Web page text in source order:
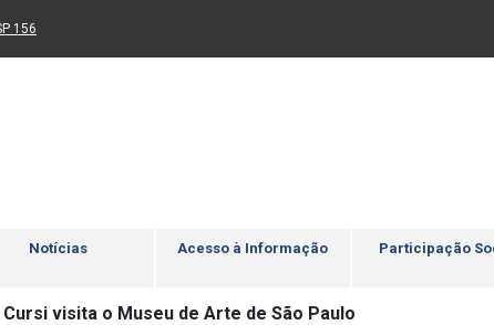
Ir para rodapé
para um novo sítio)
156
Notícias Acesso à Informação Participação
Cursi visita o Museu de Arte de São Paulo